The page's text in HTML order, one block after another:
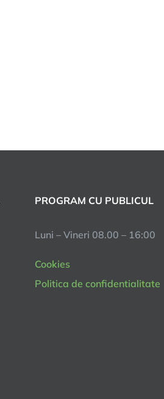
PROGRAM CU PUBLICUL
Luni – Vineri 08.00 – 16:00
Cookies
Politica de confidentialitate